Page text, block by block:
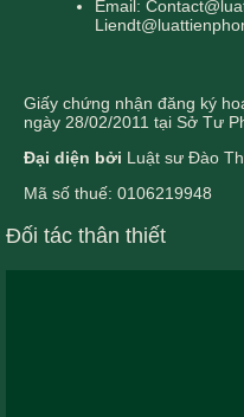
Email:
Giấy chứng nhận đăng ký
ngày 28/02/2011 tại Sở Tư
Đại diện bởi Luật sư Đào
Mã số thuế: 0106219948
Đối tác thân thiết